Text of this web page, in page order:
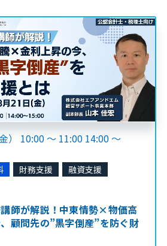
） 10:00 ～ 11:00 14:00 ～
財務支援
融資支援
師が解説！中東情勢×物価高
顧問先の”黒字倒産”を防ぐ財